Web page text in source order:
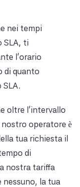
nei tempi
SLA, ti
l'orario
di quanto
oltre l'intervallo
operatore è
tua richiesta il
di
nostra tariffa
nessuno, la tua